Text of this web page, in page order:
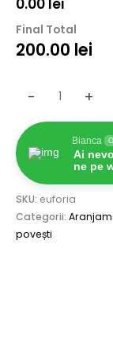
Final Total
200.00 lei
- +
Bianca
Ai
ne pe
SKU: euforia
Categorii:
povești